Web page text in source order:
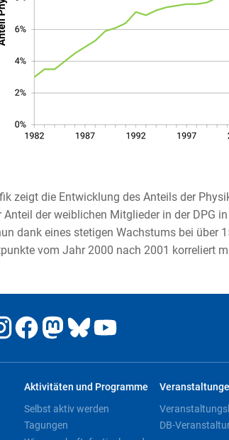
zeigt die Entwicklung des Anteils der
Anteil der weiblichen Mitglieder in der DPG
dank eines stetigen Wachstums bei über
vom Jahr 2000 nach 2001 korreliert
Aktivitäten und Programme
Selbst aktiv werden
Tagungen
DB-